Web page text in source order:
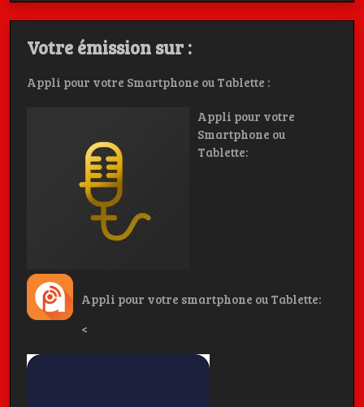
Votre émission sur :
Appli pour votre Smartphone ou Tablette :
Appli pour votre
Smartphone ou
Tablette:
Appli pour votre smartphone ou Tablette:
<